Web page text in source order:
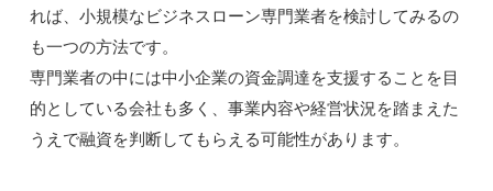
れば、小規模なビジネスローン専門業者を検討してみるの
も一つの方法です。
専門業者の中には中小企業の資金調達を支援することを目
的としている会社も多く、事業内容や経営状況を踏まえた
うえで融資を判断してもらえる可能性があります。